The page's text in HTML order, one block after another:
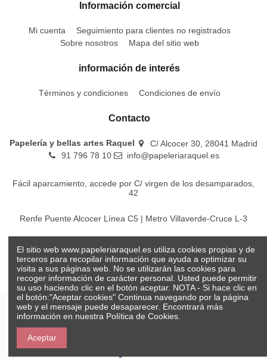
Información comercial
Mi cuenta
Seguimiento para clientes no registrados
Sobre nosotros
Mapa del sitio web
información de interés
Términos y condiciones Condiciones de envío
Contacto
Papelería y bellas artes Raquel
C/ Alcocer 30, 28041 Madrid
91 796 78 10
info@papeleriaraquel.es
Fácil aparcamiento, accede por C/ virgen de los desamparados,
42
Renfe Puente Alcocer Línea C5 | Metro Villaverde-Cruce L-3
El sitio web www.papeleriaraquel.es utiliza cookies propias y de
terceros para recopilar información que ayuda a optimizar su
visita a sus páginas web. No se utilizarán las cookies para
recoger información de carácter personal. Usted puede permitir
su uso haciendo clic en el botón aceptar. NOTA - Si hace clic en
el botón:"Aceptar cookies" Continua navegando por la página
web y el mensaje puede desaparecer. Encontrará más
información en nuestra Política de Cookies.
Aceptar